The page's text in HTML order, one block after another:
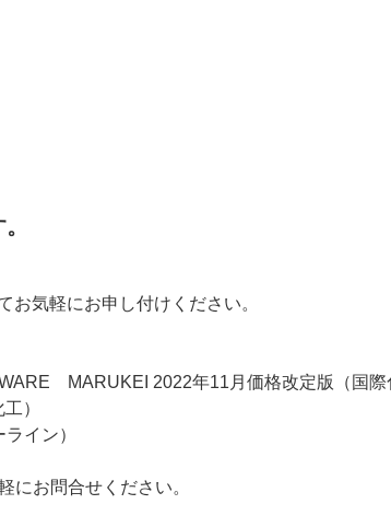
お気軽にお申し付けください。
MARUKEI 2022年11月価格改定版（国際
）
イン）
にお問合せください。